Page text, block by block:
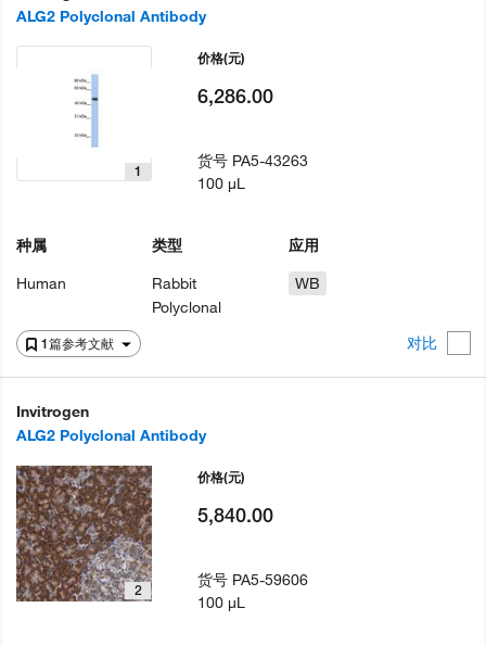
ALG2 Polyclonal Antibody
1篇参考文献 对比
1
种属
Human
类型
Rabbit
Polyclonal
应用
WB
价格(元)
6,286.00
货号 PA5-43263
100 µL
Invitrogen
ALG2 Polyclonal Antibody
2
价格(元)
5,840.00
货号 PA5-59606
100 µL